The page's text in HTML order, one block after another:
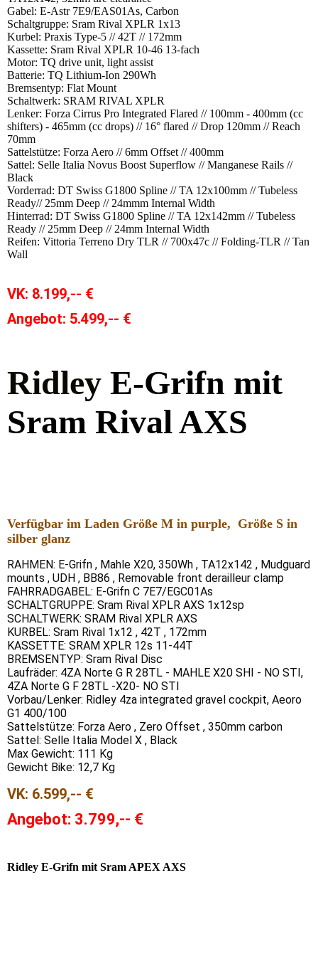
Gabel: E-Astr 7E9/EAS01As, Carbon
Schaltgruppe: Sram Rival XPLR 1x13
Kurbel: Praxis Type-5 // 42T // 172mm
Kassette: Sram Rival XPLR 10-46 13-fach
Motor: TQ drive unit, light assist
Batterie: TQ Lithium-Ion 290Wh
Bremsentyp: Flat Mount
Schaltwerk: SRAM RIVAL XPLR
Lenker: Forza Cirrus Pro Integrated Flared // 100mm - 400mm (cc
shifters) - 465mm (cc drops) // 16° flared // Drop 120mm // Reach
70mm
Sattelstütze: Forza Aero // 6mm Offset // 400mm
Sattel: Selle Italia Novus Boost Superflow // Manganese Rails //
Black
Vorderrad: DT Swiss G1800 Spline // TA 12x100mm // Tubeless
Ready// 25mm Deep // 24mmm Internal Width
Hinterrad: DT Swiss G1800 Spline // TA 12x142mm // Tubeless
Ready // 25mm Deep // 24mm Internal Width
Reifen: Vittoria Terreno Dry TLR // 700x47c // Folding-TLR // Tan
Wall
VK: 8.199,-- €
Angebot: 5.499,-- €
Ridley E-Grifn mit
Sram Rival AXS
Verfügbar im Laden Größe M in purple, Größe S in
silber glanz
RAHMEN: E-Grifn , Mahle X20, 350Wh , TA12x142 , Mudguard
mounts , UDH , BB86 , Removable front derailleur clamp
FAHRRADGABEL: E-Grifn C 7E7/EGC01As
SCHALTGRUPPE: Sram Rival XPLR AXS 1x12sp
SCHALTWERK: SRAM Rival XPLR AXS
KURBEL: Sram Rival 1x12 , 42T , 172mm
KASSETTE: SRAM XPLR 12s 11-44T
BREMSENTYP: Sram Rival Disc
Laufräder: 4ZA Norte G R 28TL - MAHLE X20 SHI - NO STI,
4ZA Norte G F 28TL -X20- NO STI
Vorbau/Lenker: Ridley 4za integrated gravel cockpit, Aeoro
G1 400/100
Sattelstütze: Forza Aero , Zero Offset , 350mm carbon
Sattel: Selle Italia Model X , Black
Max Gewicht: 111 Kg
Gewicht Bike: 12,7 Kg
VK: 6.599,-- €
Angebot: 3.799,-- €
Ridley E-Grifn mit Sram APEX AXS